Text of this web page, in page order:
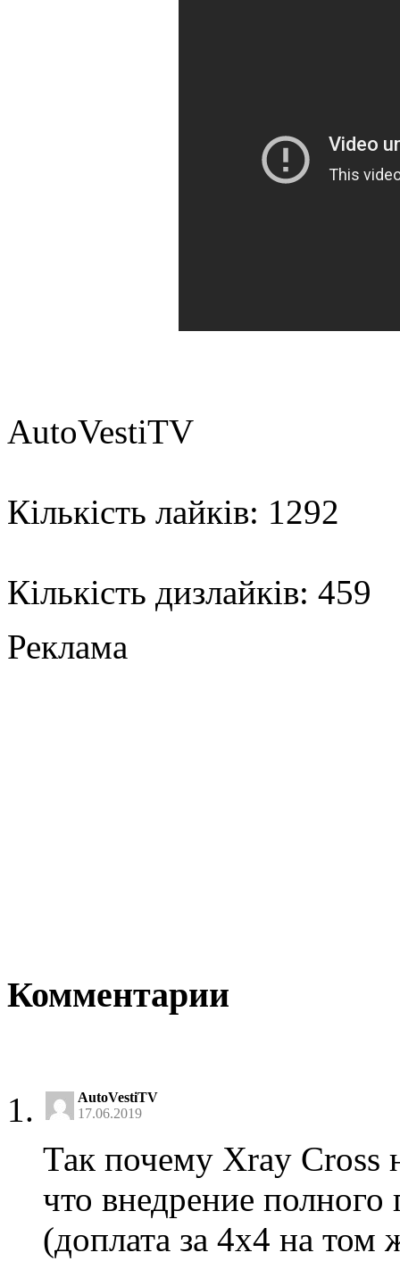
AutoVestiTV
Кількість лайків: 1292
Кількість дизлайків: 459
Реклама
Комментарии
AutoVestiTV
17.06.2019
Так почему Xray Cross
что внедрение
(доплата за 4х4 на том